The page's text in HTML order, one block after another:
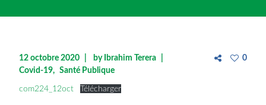
12 octobre 2020 by Ibrahim Terera
Covid-19
Santé Publique
0
com224_12oct Télécharger